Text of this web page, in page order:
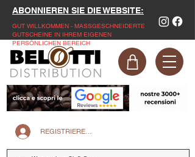
ABONNIEREN SIE DIE WEBSITE:
GUT WILLKOMMEN - MASSGESCHNEIDERTE
GUTSCHEINE IN IHREM EIGENEN
PERSÖNLICHEN BEREICH
REGISTRIEREN SIE SICH AUF DER WEBSITE